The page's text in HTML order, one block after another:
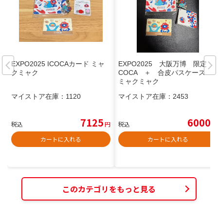
EXPO2025 ICOCAカード ミャ
クミャク
マイストア在庫： 1120
税込 7125円
カートに入れる
EXPO2025 大阪万博 限定 I
COCA ＋ 合皮パスケース
ミャクミャク
マイストア在庫： 2453
税込 6000
カートに入れる
このカテゴリをもっと見る